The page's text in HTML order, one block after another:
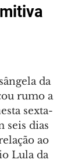
da
rumo a
sexta-
seis dias
ao
Lula da